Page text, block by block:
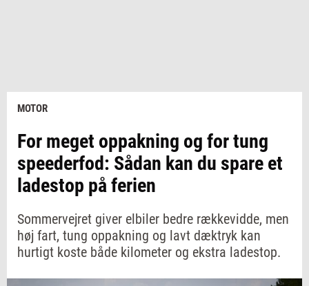
MOTOR
For meget oppakning og for tung
speederfod: Sådan kan du spare et
ladestop på ferien
Sommervejret giver elbiler bedre rækkevidde, men
høj fart, tung oppakning og lavt dæktryk kan
hurtigt koste både kilometer og ekstra ladestop.